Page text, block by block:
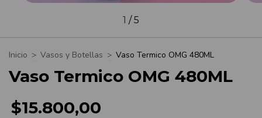
1 /5
Inicio > Vasos y Botellas > Vaso Termico OMG 480ML
Vaso Termico OMG 480ML
$15.800,00